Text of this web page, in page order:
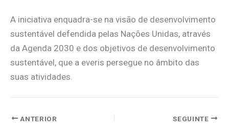
A iniciativa enquadra-se na visão de desenvolvimento
sustentável defendida pelas Nações Unidas, através
da Agenda 2030 e dos objetivos de desenvolvimento
sustentável, que a everis persegue no âmbito das
suas atividades.
ANTERIOR SEGUINTE